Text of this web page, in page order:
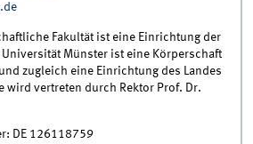
Fakultät ist eine Einrichtung der
Münster ist eine Körperschaft
zugleich eine Einrichtung des Landes
wird vertreten durch Rektor Prof. Dr.
DE 126118759